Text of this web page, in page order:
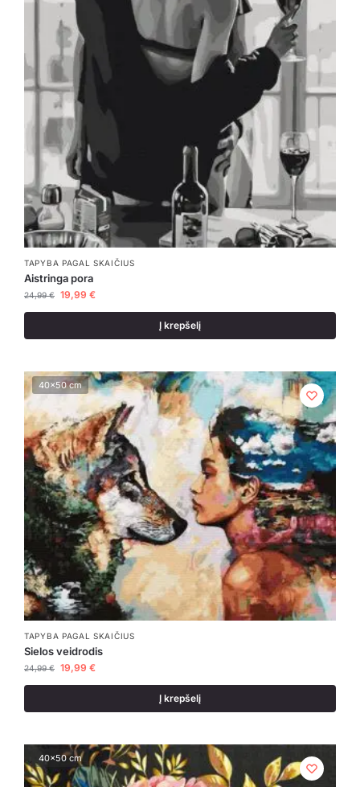
TAPYBA PAGAL SKAIČIUS
Aistringa pora
24,99€ 19,99 €
Į krepšelį
40x50 cm
TAPYBA PAGAL SKAIČIUS
Sielos veidrodis
24,99€ 19,99 €
Į krepšelį
40x50 cm